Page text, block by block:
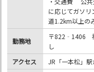
に応じてガソ
道1.2km以上の
勤務地
〒822‐1406
し
アクセス
JR「一本松」